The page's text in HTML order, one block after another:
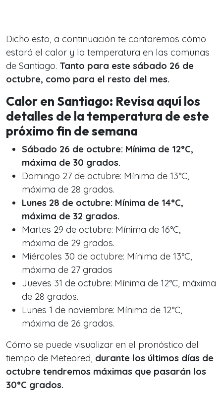
Dicho esto, a continuación te contaremos cómo
estará el calor y la temperatura en las comunas
de Santiago. Tanto para este sábado 26 de
octubre, como para el resto del mes.
Calor en Santiago: Revisa aquí los
detalles de la temperatura de este
próximo fin de semana
Sábado 26 de octubre: Mínima de 12°C,
máxima de 30 grados.
Domingo 27 de octubre: Mínima de 13°C,
máxima de 28 grados.
Lunes 28 de octubre: Mínima de 14°C,
máxima de 32 grados.
Martes 29 de octubre: Mínima de 16°C,
máxima de 29 grados.
Miércoles 30 de octubre: Mínima de 13°C,
máxima de 27 grados
Jueves 31 de octubre: Mínima de 12°C, máxima
de 28 grados.
Lunes 1 de noviembre: Mínima de 12°C,
máxima de 26 grados.
Cómo se puede visualizar en el pronóstico del
tiempo de Meteored, durante los últimos días de
octubre tendremos máximas que pasarán los
30°C grados.